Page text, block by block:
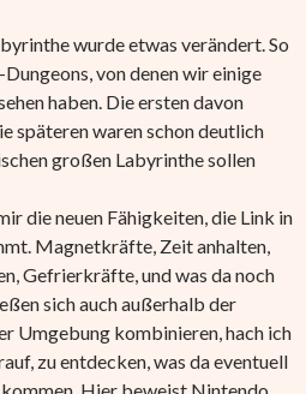
wurde etwas verändert. So
von denen wir einige
haben. Die ersten davon
späteren waren schon deutlich
großen Labyrinthe sollen
die neuen Fähigkeiten, die Link in
Magnetkräfte, Zeit anhalten,
Gefrierkräfte, und was da noch
sich auch außerhalb der
Umgebung kombinieren, hach ich
zu entdecken, was da eventuell